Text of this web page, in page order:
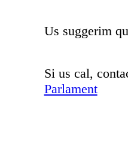
Us suggerim
Si us cal,
Parlament